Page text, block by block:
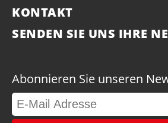
KONTAKT
SENDEN SIE UNS IHRE
Abonnieren Sie unseren